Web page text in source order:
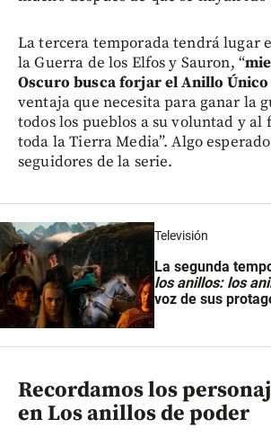
La tercera temporada tendrá lugar
la Guerra de los Elfos y Sauron, “
Oscuro busca forjar el Anillo Único
ventaja que necesita para ganar la
todos los pueblos a su voluntad y al
toda la Tierra Media”. Algo
seguidores de la serie.
Televisión
La segunda
los anillos: los
voz de sus
Recordamos los
en Los anillos de poder